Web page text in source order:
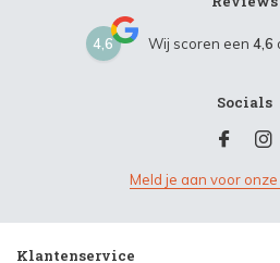
4,6 Wij scoren een 4,6
Socials
Meld je aan voor
Klantenservice